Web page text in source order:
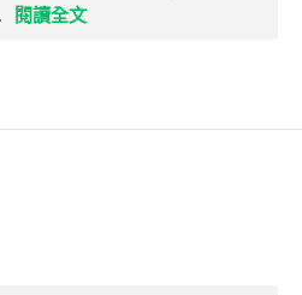
閱讀全文